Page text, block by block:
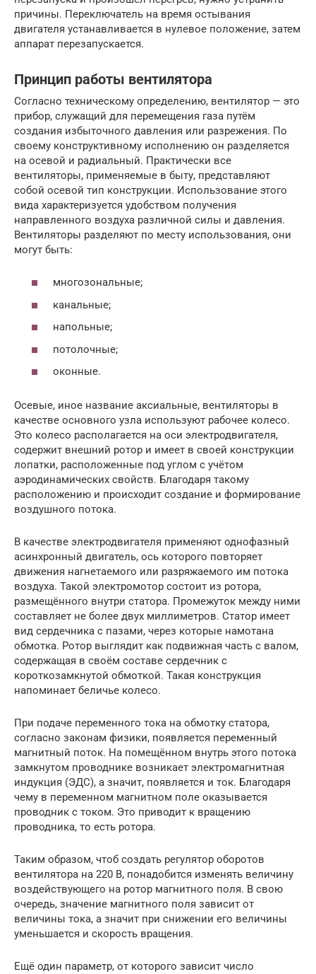
причины. Переключатель на время остывания
двигателя устанавливается в нулевое положение, затем
аппарат перезапускается.
Принцип работы вентилятора
Согласно техническому определению, вентилятор — это
прибор, служащий для перемещения газа путём
создания избыточного давления или разрежения. По
своему конструктивному исполнению он разделяется
на осевой и радиальный. Практически все
вентиляторы, применяемые в быту, представляют
собой осевой тип конструкции. Использование этого
вида характеризуется удобством получения
направленного воздуха различной силы и давления.
Вентиляторы разделяют по месту использования, они
могут быть:
многозональные;
канальные;
напольные;
потолочные;
оконные.
Осевые, иное название аксиальные, вентиляторы в
качестве основного узла используют рабочее колесо.
Это колесо располагается на оси электродвигателя,
содержит внешний ротор и имеет в своей конструкции
лопатки, расположенные под углом с учётом
аэродинамических свойств. Благодаря такому
расположению и происходит создание и формирование
воздушного потока.
В качестве электродвигателя применяют однофазный
асинхронный двигатель, ось которого повторяет
движения нагнетаемого или разряжаемого им потока
воздуха. Такой электромотор состоит из ротора,
размещённого внутри статора. Промежуток между ними
составляет не более двух миллиметров. Статор имеет
вид сердечника с пазами, через которые намотана
обмотка. Ротор выглядит как подвижная часть с валом,
содержащая в своём составе сердечник с
короткозамкнутой обмоткой. Такая конструкция
напоминает беличье колесо.
При подаче переменного тока на обмотку статора,
согласно законам физики, появляется переменный
магнитный поток. На помещённом внутрь этого потока
замкнутом проводнике возникает электромагнитная
индукция (ЭДС), а значит, появляется и ток. Благодаря
чему в переменном магнитном поле оказывается
проводник с током. Это приводит к вращению
проводника, то есть ротора.
Таким образом, чтоб создать регулятор оборотов
вентилятора на 220 В, понадобится изменять величину
воздействующего на ротор магнитного поля. В свою
очередь, значение магнитного поля зависит от
величины тока, а значит при снижении его величины
уменьшается и скорость вращения.
Ещё один параметр, от которого зависит число